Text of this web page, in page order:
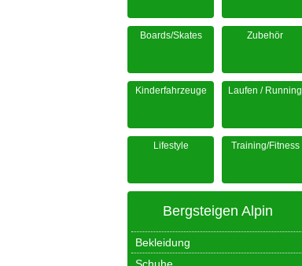
Boards/Skates Zubehör
Kinderfahrzeuge Laufen / Running
Lifestyle Training/Fitness
Bergsteigen Alpin
Bekleidung